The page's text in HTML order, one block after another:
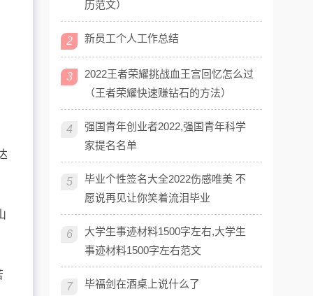
历范文）
2 新员工个人工作总结
3
2022王者荣耀挑战血王宫回忆怎么过
（王者荣耀快速赚钻石的方法）
4
强国青年创业者2022,强国青年科学
家提名名单
5
毕业个性签名大全2022伤感唯美 不
愿说再见让你笑着流泪毕业
6
大学生事迹材料1500字左右,大学生
事迹材料1500字左右范文
7 毕福剑在酒桌上说什么了